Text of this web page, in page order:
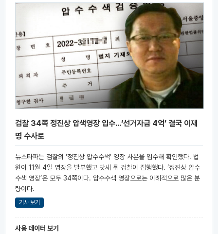
검찰 34쪽 정진상 압색영장 입수...‘선거자금 4억’ 결국 이재
명 수사로
뉴스타파는 검찰의 ‘정진상 압수수색’ 영장 사본을 입수해 확인했다. 법
원이 11월 4일 영장을 발부했고 닷새 뒤 검찰이 집행했다. ‘정진상 압수
수색 영장’은 모두 34쪽이다. 압수수색 영장으로는 이례적으로 많은 분
량이다.
기사 보기
사용 데이터 보기